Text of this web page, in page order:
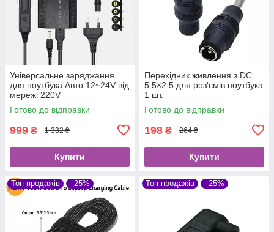
Універсальне заряджання
для ноутбука Авто 12~24V від
мережі 220V
Готово до відправки
999 ₴ 1 332 ₴
Купити
Перехідник живлення з DC
5.5×2.5 для роз'ємів ноутбука
1 шт.
Готово до відправки
198 ₴ 264 ₴
Купити
Топ продажів –25% Топ продажів –25%